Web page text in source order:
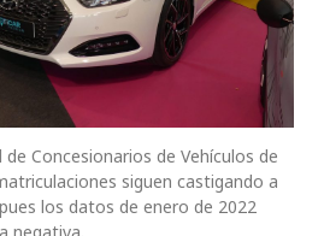
Concesionarios de Vehículos de
siguen castigando a
los datos de enero de 2022